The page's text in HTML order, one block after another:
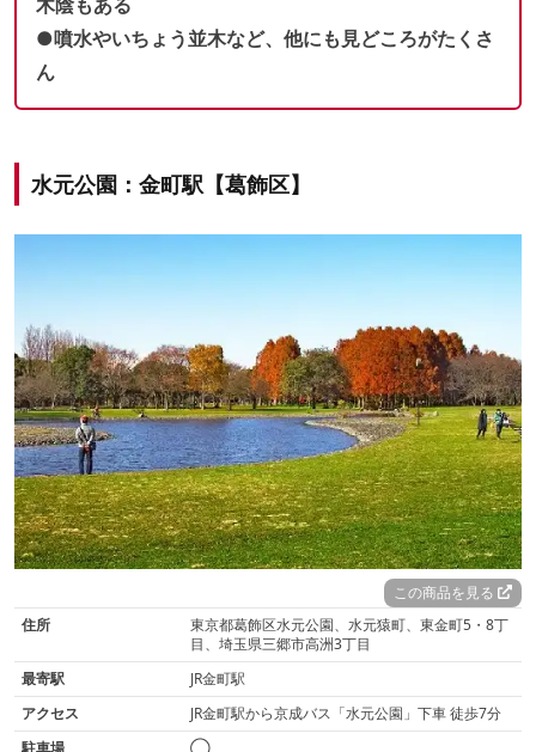
●噴水やいちょう並木など、他にも見どころがたくさ
ん
水元公園：金町駅【葛飾区】
この商品を見る
住所
東京都葛飾区水元公園、水元猿町、東金町5・8丁
目、埼玉県三郷市高洲3丁目
最寄駅
JR金町駅
アクセス
JR金町駅から京成バス「水元公園」下車 徒歩7分
駐車場
◯